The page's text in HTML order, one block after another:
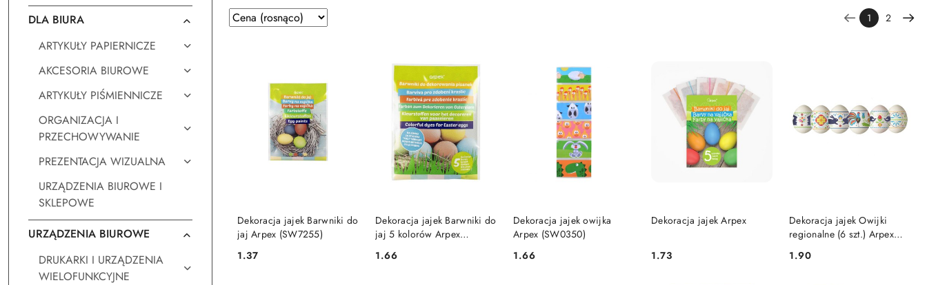
DLA BIURA
ARTYKUŁY PAPIERNICZE
AKCESORIA BIUROWE
ARTYKUŁY PIŚMIENNICZE
ORGANIZACJA I
PRZECHOWYWANIE
PREZENTACJA WIZUALNA
URZĄDZENIA BIUROWE I
SKLEPOWE
URZĄDZENIA BIUROWE
DRUKARKI I URZĄDZENIA
WIELOFUNKCYJNE
Zastosowano
sortowanie:
Sortuj
według
1 2
Dekoracja jajek Barwniki do
jaj Arpex (SW7255)
Cena:
1.37
DO KOSZYKA
Dekoracja jajek Barwniki do
jaj 5 kolorów Arpex
Cena:
1.66
DO KOSZYKA
Dekoracja jajek owijka
Arpex (SW0350)
Cena:
1.66
DO KOSZYKA Dekoracja jajek Arpex
Cena:
1.73
DO KOSZYKA
Dekoracja jajek Owijki
regionalne (6 szt.) Arpex
Cena:
1.90
DO KOSZYKA